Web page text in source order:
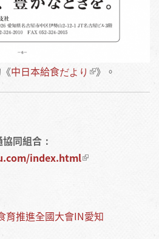
中日本給食だより 》。
同組合：
index.html
育推進全國大會IN愛知